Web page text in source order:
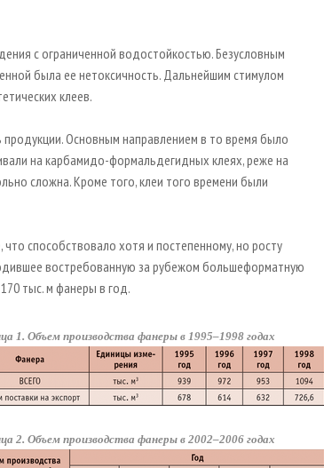
с ограниченной водостойкостью. Безусловным
была ее нетоксичность. Дальнейшим стимулом
клеев.
Основным направлением в то время было
на карбамидо-формальдегидных клеях, реже на
сложна. Кроме того, клеи того времени были
способствовало хотя и постепенному, но росту
востребованную за рубежом большеформатную
тыс. м фанеры в год.
1. Объем производства фанеры в 1995–1998 годах
2. Объем производства фанеры в 2002–2006 годах